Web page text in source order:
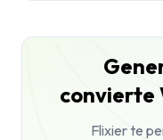
convierte
Flixier te